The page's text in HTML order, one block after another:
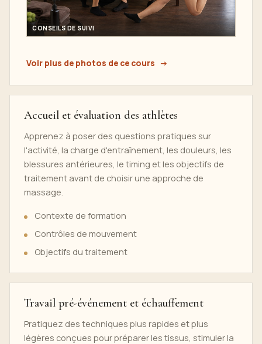
CONSEILS DE SUIVI
Voir plus de photos de ce cours
Accueil et évaluation des athlètes
Apprenez à poser des questions pratiques sur
l'activité, la charge d'entraînement, les douleurs, les
blessures antérieures, le timing et les objectifs de
traitement avant de choisir une approche de
massage.
Contexte de formation
Contrôles de mouvement
Objectifs du traitement
Travail pré-événement et échauffement
Pratiquez des techniques plus rapides et plus
légères conçues pour préparer les tissus, stimuler la